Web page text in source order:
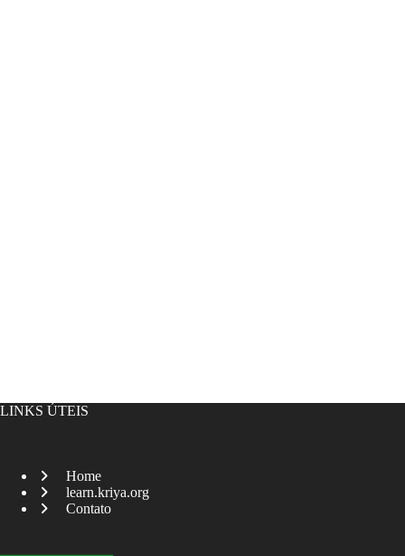
LINKS ÚTEIS
Home
learn.kriya.org
Contato